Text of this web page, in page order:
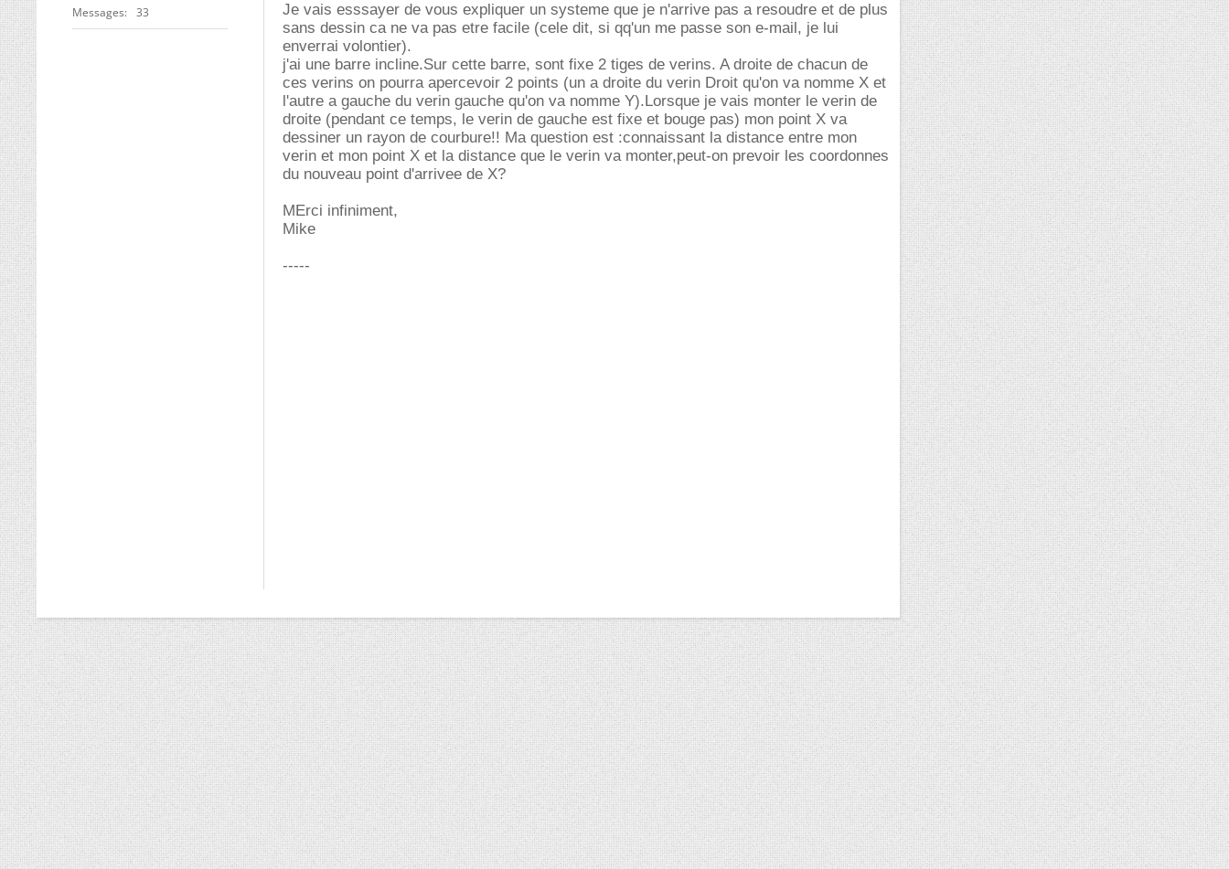
Messages 33
Je vais esssayer de vous expliquer un systeme que je n'arrive pas a resoudre et de plus
sans dessin ca ne va pas etre facile (cele dit, si qq'un me passe son e-mail, je lui
enverrai volontier).
j'ai une barre incline.Sur cette barre, sont fixe 2 tiges de verins. A droite de chacun de
ces verins on pourra apercevoir 2 points (un a droite du verin Droit qu'on va nomme X et
l'autre a gauche du verin gauche qu'on va nomme Y).Lorsque je vais monter le verin de
droite (pendant ce temps, le verin de gauche est fixe et bouge pas) mon point X va
dessiner un rayon de courbure!! Ma question est :connaissant la distance entre mon
verin et mon point X et la distance que le verin va monter,peut-on prevoir les coordonnes
du nouveau point d'arrivee de X?
MErci infiniment,
Mike
-----